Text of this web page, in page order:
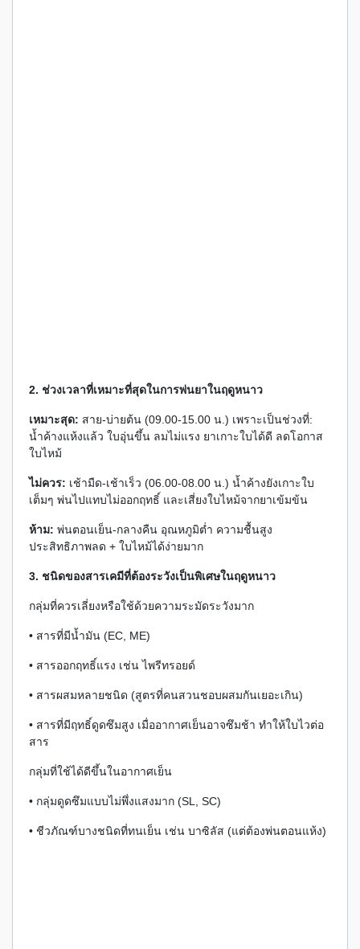
2. ช่วงเวลาที่เหมาะที่สุดในการพ่นยาในฤดูหนาว
เหมาะสุด: สาย-บ่ายต้น (09.00-15.00 น.) เพราะเป็นช่วงที่:
น้ำค้างแห้งแล้ว ใบอุ่นขึ้น ลมไม่แรง ยาเกาะใบได้ดี ลดโอกาส
ใบไหม้
ไม่ควร: เช้ามืด-เช้าเร็ว (06.00-08.00 น.) น้ำค้างยังเกาะใบ
เต็มๆ พ่นไปแทบไม่ออกฤทธิ์ และเสี่ยงใบไหม้จากยาเข้มข้น
ห้าม: พ่นตอนเย็น-กลางคืน อุณหภูมิต่ำ ความชื้นสูง
ประสิทธิภาพลด + ใบไหม้ได้ง่ายมาก
3. ชนิดของสารเคมีที่ต้องระวังเป็นพิเศษในฤดูหนาว
กลุ่มที่ควรเลี่ยงหรือใช้ด้วยความระมัดระวังมาก
• สารที่มีน้ำมัน (EC, ME)
• สารออกฤทธิ์แรง เช่น ไพรีทรอยด์
• สารผสมหลายชนิด (สูตรที่คนสวนชอบผสมกันเยอะเกิน)
• สารที่มีฤทธิ์ดูดซึมสูง เมื่ออากาศเย็นอาจซึมช้า ทำให้ใบไวต่อ
สาร
กลุ่มที่ใช้ได้ดีขึ้นในอากาศเย็น
• กลุ่มดูดซึมแบบไม่พึ่งแสงมาก (SL, SC)
• ชีวภัณฑ์บางชนิดที่ทนเย็น เช่น บาซิลัส (แต่ต้องพ่นตอนแห้ง)